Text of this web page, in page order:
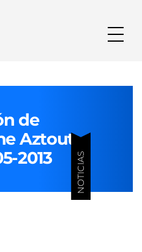
de
Aztout,
2013
NOTICIAS